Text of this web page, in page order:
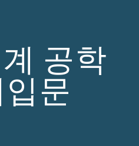
공학
문